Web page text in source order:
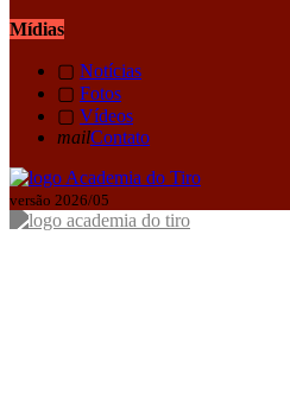
Mídias
▢ Notícias
▢ Fotos
▢ Vídeos
mailContato
versão 2026/05